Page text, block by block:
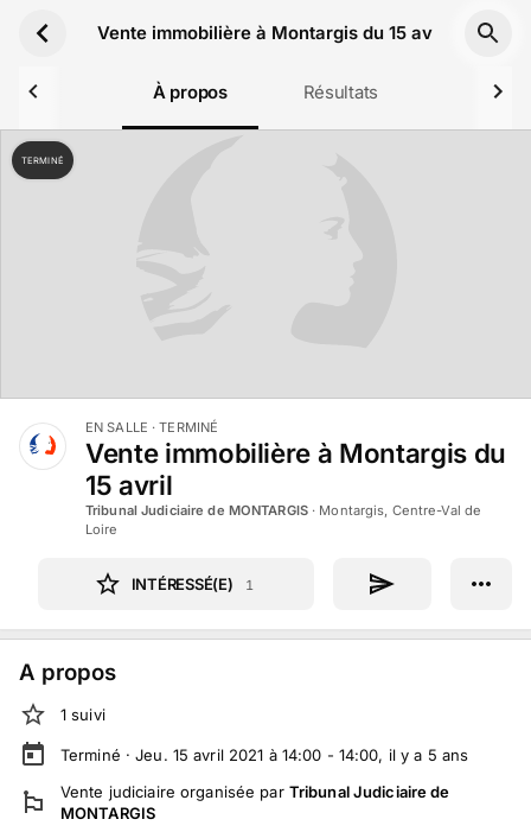
Vente immobilière à Montargis du 15 avril
À propos Résultats
TERMINÉ
EN SALLE · TERMINÉ
Vente immobilière à Montargis du
15 avril
Tribunal Judiciaire de MONTARGIS· Montargis, Centre-Val de
Loire
INTÉRESSÉ(E) 1
A propos
1 suivi
Terminé ·Jeu. 15 avril 2021 à 14:00 - 14:00, il y a 5 ans
Vente judiciaire organisée par Tribunal Judiciaire de
MONTARGIS